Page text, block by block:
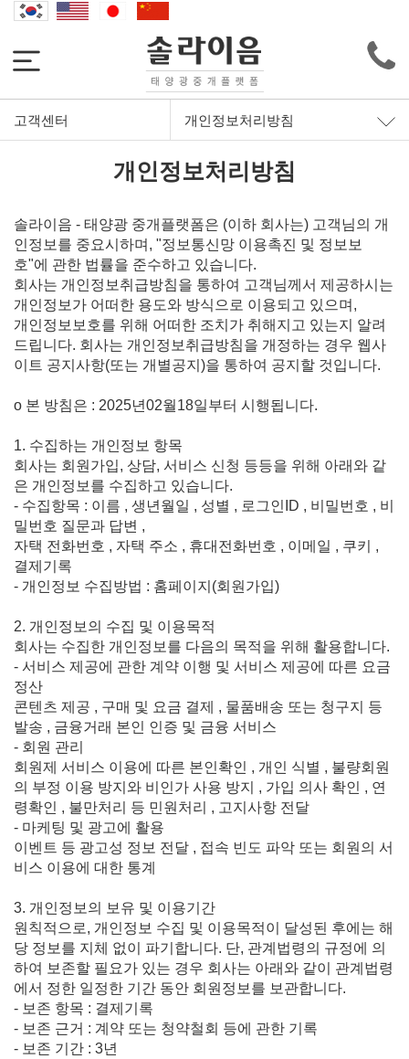
고객센터 개인정보처리방침
개인정보처리방침
솔라이음 - 태양광 중개플랫폼은 (이하 회사는) 고객님의 개
인정보를 중요시하며, "정보통신망 이용촉진 및 정보보
호"에 관한 법률을 준수하고 있습니다.
회사는 개인정보취급방침을 통하여 고객님께서 제공하시는
개인정보가 어떠한 용도와 방식으로 이용되고 있으며,
개인정보보호를 위해 어떠한 조치가 취해지고 있는지 알려
드립니다. 회사는 개인정보취급방침을 개정하는 경우 웹사
이트 공지사항(또는 개별공지)을 통하여 공지할 것입니다.
ο 본 방침은 : 2025년02월18일부터 시행됩니다.
1. 수집하는 개인정보 항목
회사는 회원가입, 상담, 서비스 신청 등등을 위해 아래와 같
은 개인정보를 수집하고 있습니다.
- 수집항목 : 이름 , 생년월일 , 성별 , 로그인ID , 비밀번호 , 비
밀번호 질문과 답변 ,
자택 전화번호 , 자택 주소 , 휴대전화번호 , 이메일 , 쿠키 ,
결제기록
- 개인정보 수집방법 : 홈페이지(회원가입)
2. 개인정보의 수집 및 이용목적
회사는 수집한 개인정보를 다음의 목적을 위해 활용합니다.
- 서비스 제공에 관한 계약 이행 및 서비스 제공에 따른 요금
정산
콘텐츠 제공 , 구매 및 요금 결제 , 물품배송 또는 청구지 등
발송 , 금융거래 본인 인증 및 금융 서비스
- 회원 관리
회원제 서비스 이용에 따른 본인확인 , 개인 식별 , 불량회원
의 부정 이용 방지와 비인가 사용 방지 , 가입 의사 확인 , 연
령확인 , 불만처리 등 민원처리 , 고지사항 전달
- 마케팅 및 광고에 활용
이벤트 등 광고성 정보 전달 , 접속 빈도 파악 또는 회원의 서
비스 이용에 대한 통계
3. 개인정보의 보유 및 이용기간
원칙적으로, 개인정보 수집 및 이용목적이 달성된 후에는 해
당 정보를 지체 없이 파기합니다. 단, 관계법령의 규정에 의
하여 보존할 필요가 있는 경우 회사는 아래와 같이 관계법령
에서 정한 일정한 기간 동안 회원정보를 보관합니다.
- 보존 항목 : 결제기록
- 보존 근거 : 계약 또는 청약철회 등에 관한 기록
- 보존 기간 : 3년